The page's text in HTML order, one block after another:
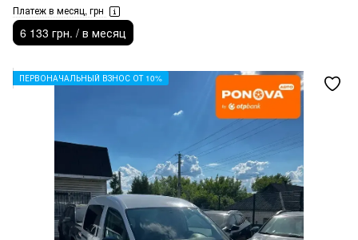
Платеж в месяц, грн
6 133 грн. / в месяц
ПЕРВОНАЧАЛЬНЫЙ ВЗНОС ОТ 10%